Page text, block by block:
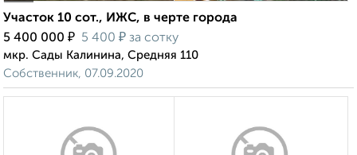
Участок 10 сот., ИЖС, в черте города
5 400 000 ₽ 5 400 ₽ за сотку
мкр. Сады Калинина, Средняя 110
Собственник, 07.09.2020